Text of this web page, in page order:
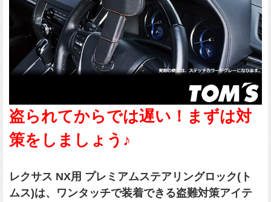
盗られてからでは遅い！まずは対
策をしましょう♪
レクサス NX用 プレミアムステアリングロック(ト
ムス)は、ワンタッチで装着できる盗難対策アイテ